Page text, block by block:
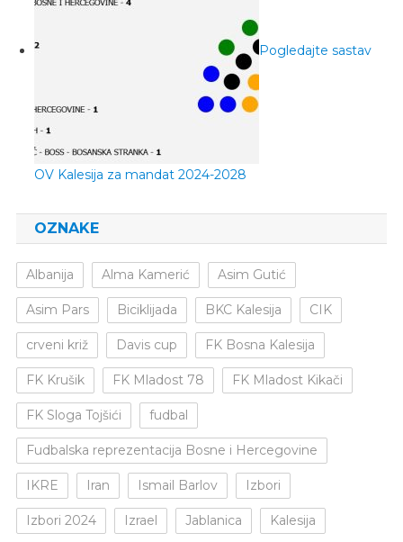
Pogledajte sastav
OV Kalesija za mandat 2024-2028
OZNAKE
Albanija Alma Kamerić Asim Gutić
Asim Pars Biciklijada BKC Kalesija CIK
crveni križ Davis cup FK Bosna Kalesija
FK Krušik FK Mladost 78 FK Mladost Kikači
FK Sloga Tojšići fudbal
Fudbalska reprezentacija Bosne i Hercegovine
IKRE Iran Ismail Barlov Izbori
Izbori 2024 Izrael Jablanica Kalesija